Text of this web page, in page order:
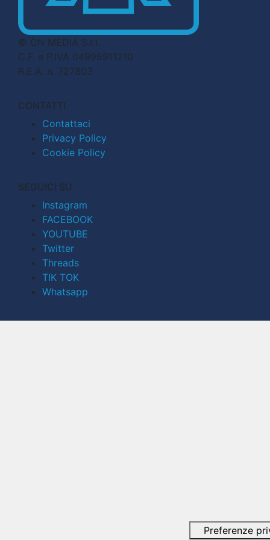
© CN MEDIA S.r.l.
C.F. e P.IVA 04998911210
R.E.A. n. 727803
CONTATTI
Contattaci
Privacy Policy
Cookie Policy
SEGUICI SU
Instagram
FACEBOOK
YOUTUBE
Twitter
Threads
TIK TOK
Whatsapp